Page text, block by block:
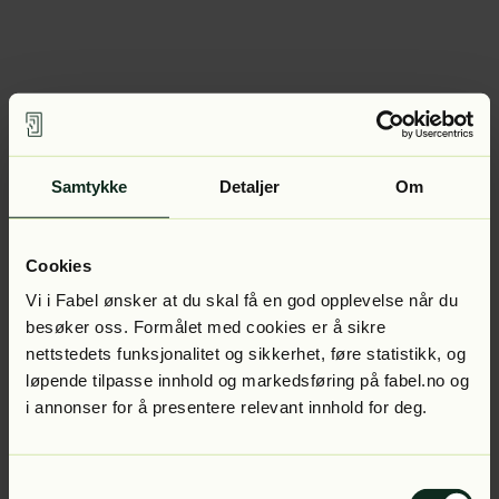
Samtykke Detaljer Om
Cookies
Vi i Fabel ønsker at du skal få en god opplevelse når du
besøker oss. Formålet med cookies er å sikre
nettstedets funksjonalitet og sikkerhet, føre statistikk, og
løpende tilpasse innhold og markedsføring på fabel.no og
i annonser for å presentere relevant innhold for deg.